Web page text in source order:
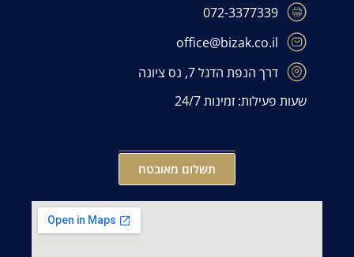
072-3377339
office@bizak.co.il
דרך הנפת הדגל 7, נס ציונה
שעות פעילות: זמינות 24/7
תשלום מאובטח